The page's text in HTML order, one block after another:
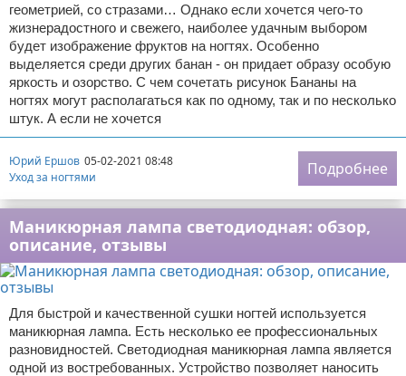
геометрией, со стразами… Однако если хочется чего-то
жизнерадостного и свежего, наиболее удачным выбором
будет изображение фруктов на ногтях. Особенно
выделяется среди других банан - он придает образу особую
яркость и озорство. С чем сочетать рисунок Бананы на
ногтях могут располагаться как по одному, так и по несколько
штук. А если не хочется
Юрий Ершов 05-02-2021 08:48
Уход за ногтями
Подробнее
Маникюрная лампа светодиодная: обзор,
описание, отзывы
Для быстрой и качественной сушки ногтей используется
маникюрная лампа. Есть несколько ее профессиональных
разновидностей. Светодиодная маникюрная лампа является
одной из востребованных. Устройство позволяет наносить